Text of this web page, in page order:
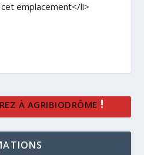
emplacement</li>
À AGRIBIODRÔME !